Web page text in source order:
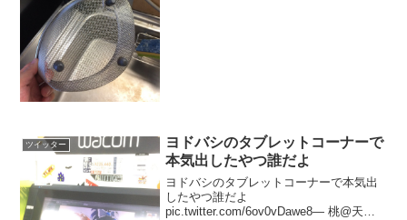
ツイッター
ヨドバシのタブレットコーナーで
本気出したやつ誰だよ
ヨドバシのタブレットコーナーで本気出
したやつ誰だよ
pic.twitter.com/6ov0vDawe8— 桃@天